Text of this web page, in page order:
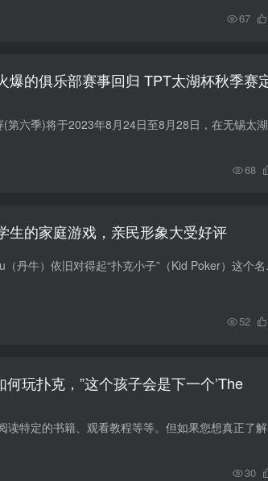
67
爆的俱乐部赛事回归 TPT太湖杯秋季赛
68
生的家庭游戏，亲民形象大受好评
即使在49岁
52
玩扑克，”这个孩子会是下一个’The
30